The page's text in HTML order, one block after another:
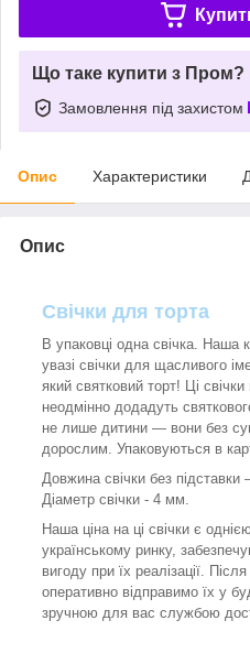
Що таке купити з Пром?
Замовлення під захистом
Опис Характеристики
Опис
Свічки для торта
В упаковці одна свічка. Наша
увазі свічки для щасливого
який святковий торт! Ці свічки
неодмінно додадуть
не лише дитини — вони без
дорослим. Упаковуються в
Довжина свічки без підставки
Діаметр свічки - 4 мм.
Наша ціна на ці свічки є
українському ринку,
вигоду при їх реалізації.
оперативно відправимо їх у
зручною для вас службою